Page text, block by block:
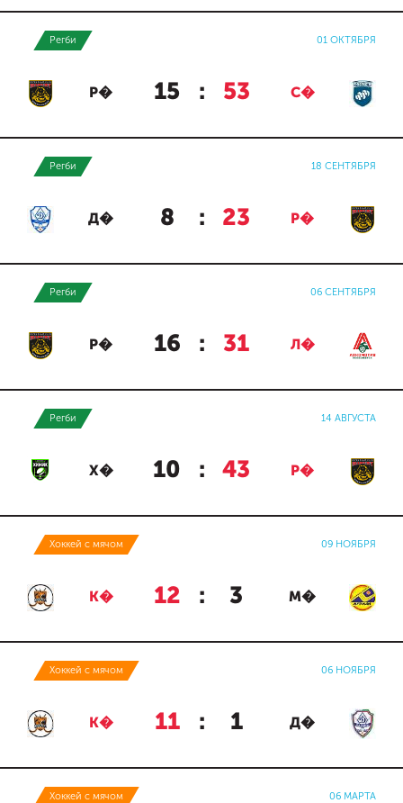
Регби 01 ОКТЯБРЯ
Р� 15 : 53 С�
Регби 18 СЕНТЯБРЯ
Д� 8 : 23 Р�
Регби 06 СЕНТЯБРЯ
Р� 16 : 31 Л�
Регби 14 АВГУСТА
Х� 10 : 43 Р�
Хоккей с мячом 09 НОЯБРЯ
К� 12 : 3 М�
Хоккей с мячом 06 НОЯБРЯ
К� 11 : 1 Д�
Хоккей с мячом 06 МАРТА